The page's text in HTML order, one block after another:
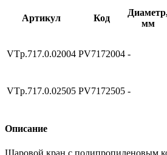
Артикул Код
мм
VTp.717.0.02004 PV7172004 -
VTp.717.0.02505 PV7172505 -
Описание
Шаровой кран с полипропиленовым